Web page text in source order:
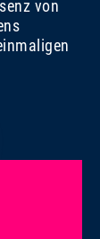
von
Dominik Plüss
Foto: Marco Grob